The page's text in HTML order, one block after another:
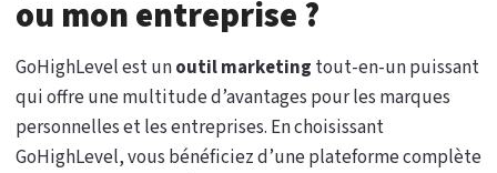
ou mon entreprise ?
GoHighLevel est unoutil marketing tout-en-un puissant
qui offre une multitude d’avantages pour les marques
personnelles et les entreprises. En choisissant
GoHighLevel, vous bénéficiez d’une plateforme complète